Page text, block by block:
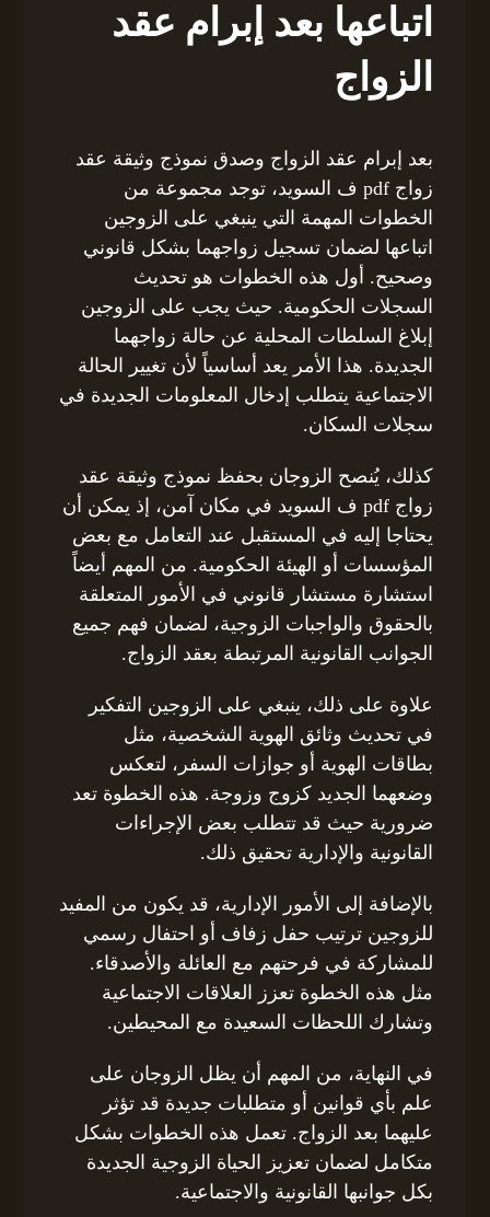
اتباعها بعد إبرام عقد
الزواج
بعد إبرام عقد الزواج وصدق نموذج وثيقة عقد
زواج pdf ف السويد، توجد مجموعة من
الخطوات المهمة التي ينبغي على الزوجين
اتباعها لضمان تسجيل زواجهما بشكل قانوني
وصحيح. أول هذه الخطوات هو تحديث
السجلات الحكومية. حيث يجب على الزوجين
إبلاغ السلطات المحلية عن حالة زواجهما
الجديدة. هذا الأمر يعد أساسياً لأن تغيير الحالة
الاجتماعية يتطلب إدخال المعلومات الجديدة في
سجلات السكان.
كذلك، يُنصح الزوجان بحفظ نموذج وثيقة عقد
زواج pdf ف السويد في مكان آمن، إذ يمكن أن
يحتاجا إليه في المستقبل عند التعامل مع بعض
المؤسسات أو الهيئة الحكومية. من المهم أيضاً
استشارة مستشار قانوني في الأمور المتعلقة
بالحقوق والواجبات الزوجية، لضمان فهم جميع
الجوانب القانونية المرتبطة بعقد الزواج.
علاوة على ذلك، ينبغي على الزوجين التفكير
في تحديث وثائق الهوية الشخصية، مثل
بطاقات الهوية أو جوازات السفر، لتعكس
وضعهما الجديد كزوج وزوجة. هذه الخطوة تعد
ضرورية حيث قد تتطلب بعض الإجراءات
القانونية والإدارية تحقيق ذلك.
بالإضافة إلى الأمور الإدارية، قد يكون من المفيد
للزوجين ترتيب حفل زفاف أو احتفال رسمي
للمشاركة في فرحتهم مع العائلة والأصدقاء.
مثل هذه الخطوة تعزز العلاقات الاجتماعية
وتشارك اللحظات السعيدة مع المحيطين.
في النهاية، من المهم أن يظل الزوجان على
علم بأي قوانين أو متطلبات جديدة قد تؤثر
عليهما بعد الزواج. تعمل هذه الخطوات بشكل
متكامل لضمان تعزيز الحياة الزوجية الجديدة
بكل جوانبها القانونية والاجتماعية.